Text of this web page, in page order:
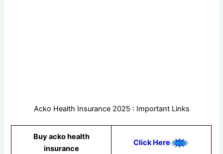
Acko Health Insurance 2025 : Important Links
Buy acko health
insurance
Click Here